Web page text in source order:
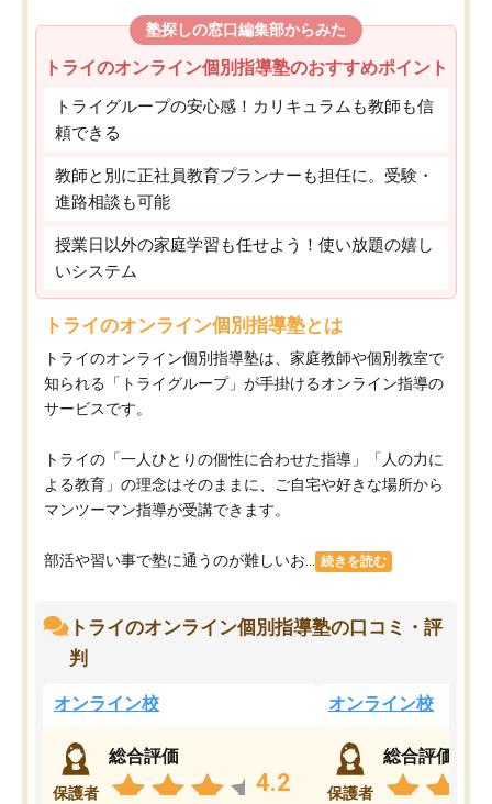
塾探しの窓口編集部からみた
トライのオンライン個別指導塾のおすすめポイント
トライグループの安心感！カリキュラムも教師も信
頼できる
教師と別に正社員教育プランナーも担任に。受験・
進路相談も可能
授業日以外の家庭学習も任せよう！使い放題の嬉し
いシステム
トライのオンライン個別指導塾とは
トライのオンライン個別指導塾は、家庭教師や個別教室で
知られる「トライグループ」が手掛けるオンライン指導の
サービスです。
トライの「一人ひとりの個性に合わせた指導」「人の力に
よる教育」の理念はそのままに、ご自宅や好きな場所から
マンツーマン指導が受講できます。
部活や習い事で塾に通うのが難しいお... 続きを読む
トライのオンライン個別指導塾の口コミ・評
判
オンライン校
保護者
総合評価
4.2
オンライン校
保護者
総合評価